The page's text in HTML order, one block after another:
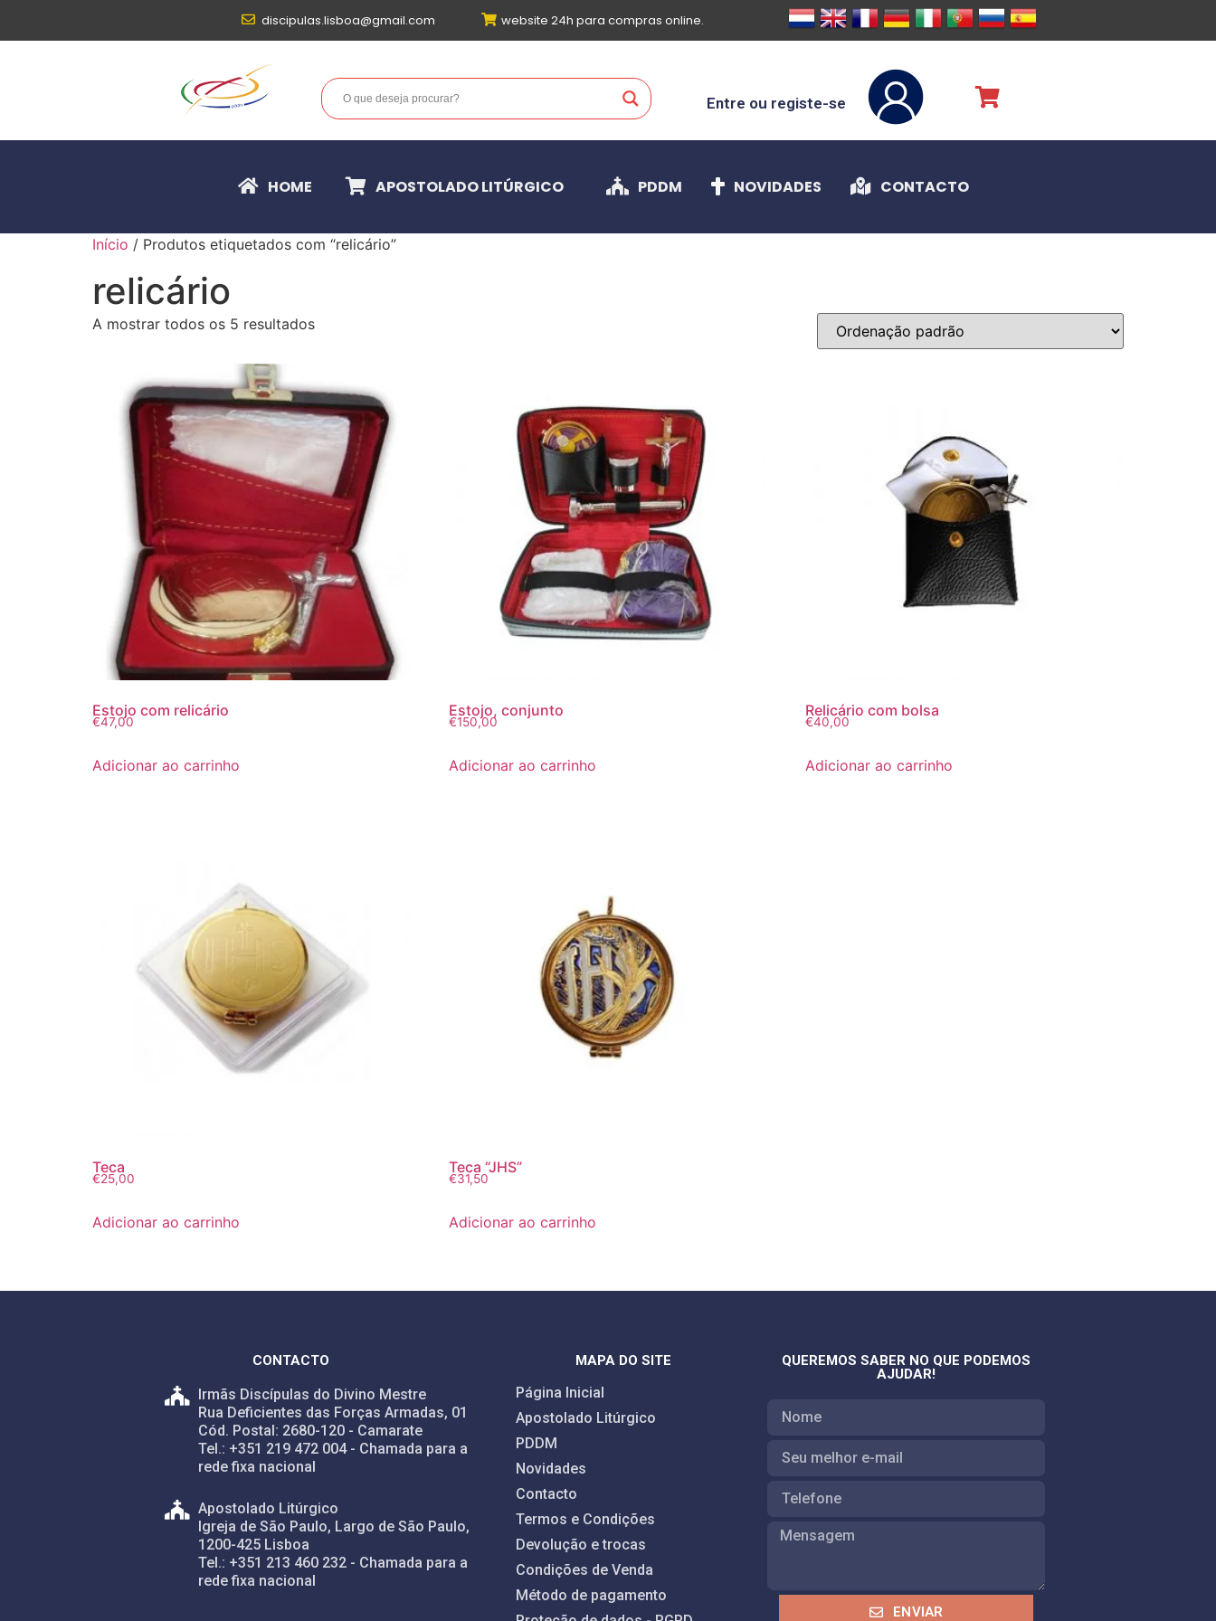
discipulas.lisboa@gmail.com website 24h para compras online.
Entre ou registe-se
HOME APOSTOLADO LITÚRGICO PDDM NOVIDADES CONTACTO
Início / Produtos etiquetados com “relicário”
relicário
A mostrar todos os 5 resultados
Estojo com relicário
€47,00
Adicionar ao carrinho
Estojo, conjunto
€150,00
Adicionar ao carrinho
Relicário com bolsa
€40,00
Adicionar ao carrinho
Teca
€25,00
Adicionar ao carrinho
Teca “JHS”
€31,50
Adicionar ao carrinho
CONTACTO
Irmãs Discípulas do Divino Mestre
Rua Deficientes das Forças Armadas, 01
Cód. Postal: 2680-120 - Camarate
Tel.: +351 219 472 004 - Chamada para a
rede fixa nacional
Apostolado Litúrgico
Igreja de São Paulo, Largo de São Paulo,
1200-425 Lisboa
Tel.: +351 213 460 232 - Chamada para a
rede fixa nacional
MAPA DO SITE
Página Inicial
Apostolado Litúrgico
PDDM
Novidades
Contacto
Termos e Condições
Devolução e trocas
Condições de Venda
Método de pagamento
QUEREMOS SABER NO QUE PODEMOS
AJUDAR!
ENVIAR